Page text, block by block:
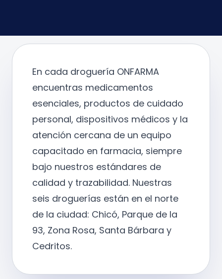
En cada droguería ONFARMA
encuentras medicamentos
esenciales, productos de cuidado
personal, dispositivos médicos y la
atención cercana de un equipo
capacitado en farmacia, siempre
bajo nuestros estándares de
calidad y trazabilidad. Nuestras
seis droguerías están en el norte
de la ciudad: Chicó, Parque de la
93, Zona Rosa, Santa Bárbara y
Cedritos.